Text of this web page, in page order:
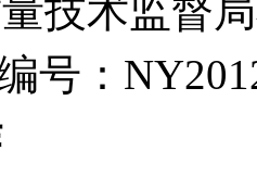
技术监督
号：